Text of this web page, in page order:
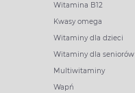
Witamina B12
Kwasy omega
Witaminy dla dzieci
Witaminy dla seniorów
Multiwitaminy
Wapń